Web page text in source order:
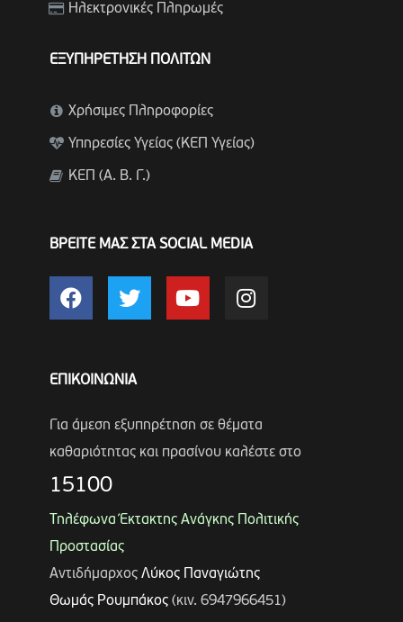
Ηλεκτρονικές Πληρωμές
ΕΞΥΠΗΡΕΤΗΣΗ ΠΟΛΙΤΩΝ
Χρήσιμες Πληροφορίες
Υπηρεσίες Υγείας (ΚΕΠ Υγείας)
ΚΕΠ (Α. Β. Γ.)
ΒΡΕΙΤΕ ΜΑΣ ΣΤΑ SOCIAL MEDIA
ΕΠΙΚΟΙΝΩΝΙΑ
Για άμεση εξυπηρέτηση σε θέματα
καθαριότητας και πρασίνου καλέστε στο
15100
Τηλέφωνα Έκτακτης Ανάγκης Πολιτικής
Προστασίας
Αντιδήμαρχος Λύκος Παναγιώτης
Θωμάς Ρουμπάκος(κιν. 6947966451)